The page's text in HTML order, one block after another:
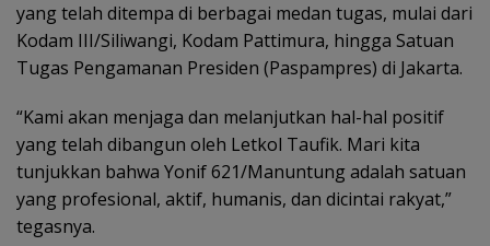
yang telah ditempa di berbagai medan tugas, mulai dari
Kodam III/Siliwangi, Kodam Pattimura, hingga Satuan
Tugas Pengamanan Presiden (Paspampres) di Jakarta.
“Kami akan menjaga dan melanjutkan hal-hal positif
yang telah dibangun oleh Letkol Taufik. Mari kita
tunjukkan bahwa Yonif 621/Manuntung adalah satuan
yang profesional, aktif, humanis, dan dicintai rakyat,”
tegasnya.